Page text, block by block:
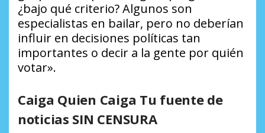
¿bajo qué criterio? Algunos son
especialistas en bailar, pero no deberían
influir en decisiones políticas tan
importantes o decir a la gente por quién
votar».
Caiga Quien Caiga Tu fuente de
noticias SIN CENSURA